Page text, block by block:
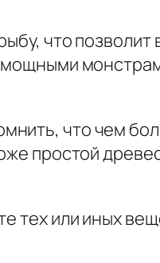
что позволит
что чем
простой
тех или иных